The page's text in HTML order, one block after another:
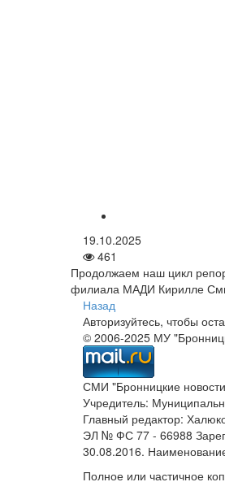
19.10.2025
461
Продолжаем наш цикл
филиала МАДИ Кирилле
Назад
Авторизуйтесь, чтобы
© 2006-2025 МУ
СМИ "Бронницкие
Учредитель:
Главный редактор:
ЭЛ № ФС 77 - 66988
30.08.2016.
Полное или частичное